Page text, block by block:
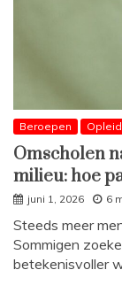
Beroepen
Omscholen
milieu: hoe
juni 1, 2026 6
Steeds meer
Sommigen
betekenisvoller